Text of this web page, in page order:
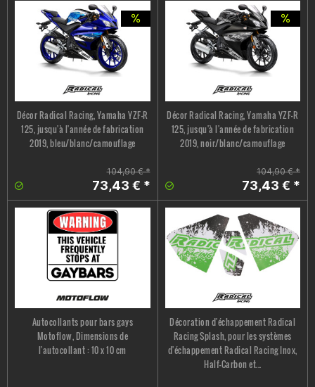
Décor Radical Racing, Yamaha YZF-R
125, jusqu'à l'année de fabrication
2019, bleu/blanc/camouflage
104,90 € *
73,43 € *
Décor Radical Racing, Yamaha YZF-R
125, jusqu'à l'année de fabrication
2019, noir/blanc/camouflage
104,90 € *
73,43 € *
Autocollants pour bars gays
Motoflow, Dimensions de
l'autocollant : 10 x 10 cm
Décoration d'échappement Radical
Racing Splash, pour les systèmes
d'échappement Radical Racing Inox,
Half-Carbon et...